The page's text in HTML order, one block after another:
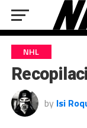
NHL
by Isi